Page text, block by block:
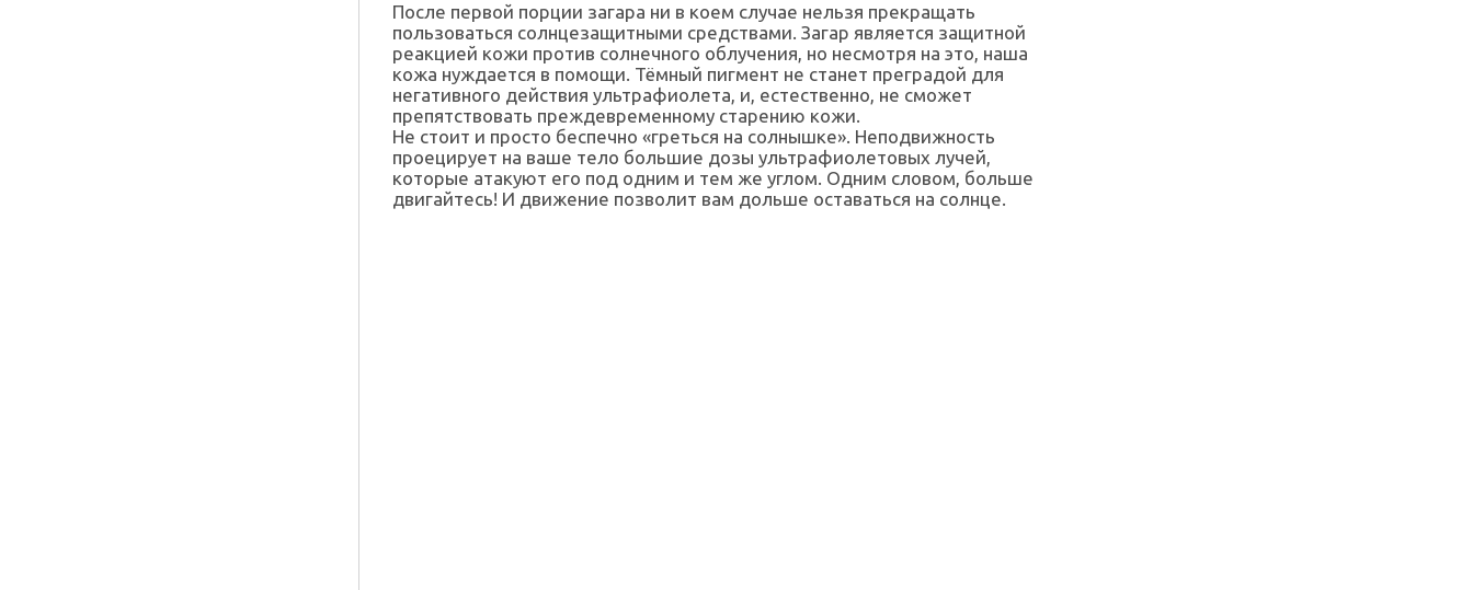
После первой порции загара ни в коем случае нельзя прекращать
пользоваться солнцезащитными средствами. Загар является защитной
реакцией кожи против солнечного облучения, но несмотря на это, наша
кожа нуждается в помощи. Тёмный пигмент не станет преградой для
негативного действия ультрафиолета, и, естественно, не сможет
препятствовать преждевременному старению кожи.
Не стоит и просто беспечно «греться на солнышке». Неподвижность
проецирует на ваше тело большие дозы ультрафиолетовых лучей,
которые атакуют его под одним и тем же углом. Одним словом, больше
двигайтесь! И движение позволит вам дольше оставаться на солнце.